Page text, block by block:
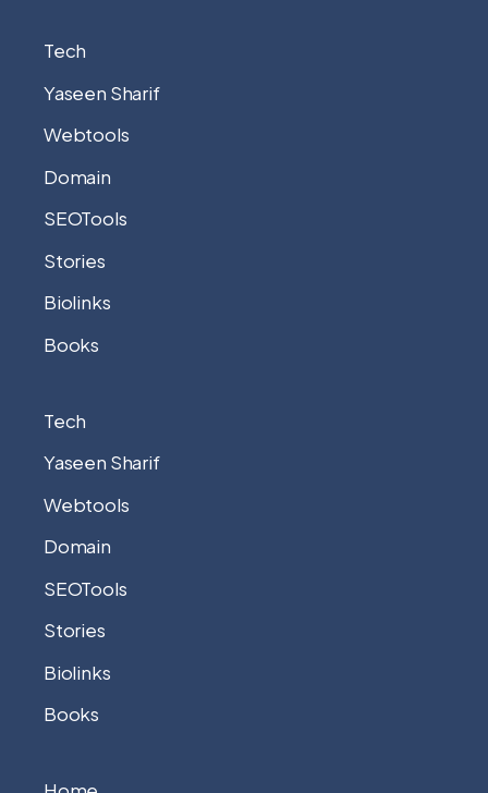
Tech
Yaseen Sharif
Webtools
Domain
SEOTools
Stories
Biolinks
Books
Tech
Yaseen Sharif
Webtools
Domain
SEOTools
Stories
Biolinks
Books